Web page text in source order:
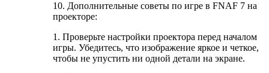
10. Дополнительные советы по игре в FNAF 7 на
проекторе:
1. Проверьте настройки проектора перед началом
игры. Убедитесь, что изображение яркое и четкое,
чтобы не упустить ни одной детали на экране.